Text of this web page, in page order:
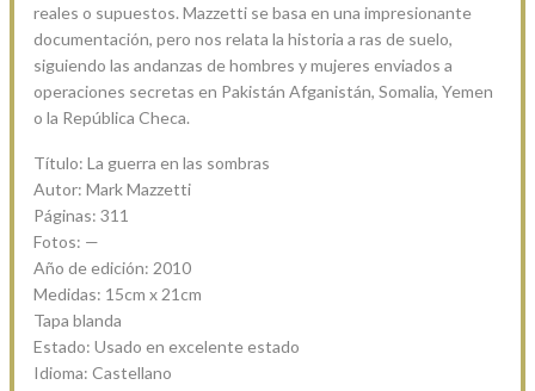
reales o supuestos. Mazzetti se basa en una impresionante
documentación, pero nos relata la historia a ras de suelo,
siguiendo las andanzas de hombres y mujeres enviados a
operaciones secretas en Pakistán Afganistán, Somalia, Yemen
o la República Checa.
Título: La guerra en las sombras
Autor: Mark Mazzetti
Páginas: 311
Fotos: —
Año de edición: 2010
Medidas: 15cm x 21cm
Tapa blanda
Estado: Usado en excelente estado
Idioma: Castellano